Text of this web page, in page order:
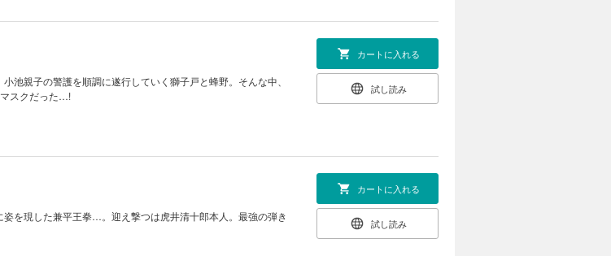
池親子の警護を順調に遂行していく獅子戸と蜂野。そんな中、
スクだった…!
カートに入れる
試し読み
を現した兼平王拳…。迎え撃つは虎井清十郎本人。最強の弾き
カートに入れる
試し読み